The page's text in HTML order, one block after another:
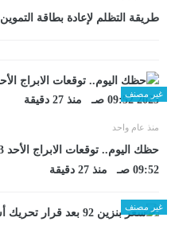
طريقة التظلم لإعادة بطاقة
غير مصنف
منذ عام واحد
09:52 صـ منذ 27 دقيقة
غير مصنف